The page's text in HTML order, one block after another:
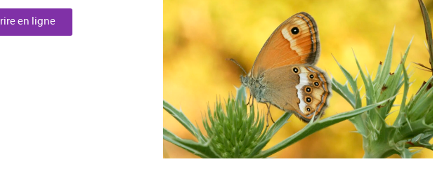
en ligne